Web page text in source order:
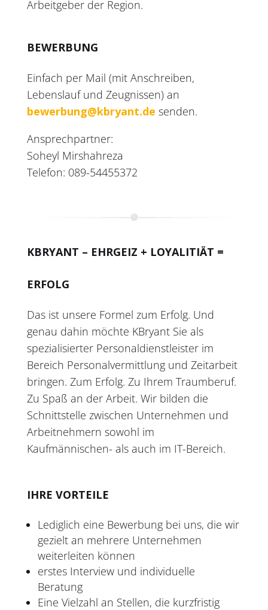
Arbeitgeber der Region.
BEWERBUNG
Einfach per Mail (mit Anschreiben,
Lebenslauf und Zeugnissen) an
bewerbung@kbryant.de senden.
Ansprechpartner:
Soheyl Mirshahreza
Telefon: 089-54455372
KBRYANT – EHRGEIZ + LOYALITIÄT =
ERFOLG
Das ist unsere Formel zum Erfolg. Und
genau dahin möchte KBryant Sie als
spezialisierter Personaldienstleister im
Bereich Personalvermittlung und Zeitarbeit
bringen. Zum Erfolg. Zu Ihrem Traumberuf.
Zu Spaß an der Arbeit. Wir bilden die
Schnittstelle zwischen Unternehmen und
Arbeitnehmern sowohl im
Kaufmännischen- als auch im IT-Bereich.
IHRE VORTEILE
Lediglich eine Bewerbung bei uns, die wir
gezielt an mehrere Unternehmen
weiterleiten können
erstes Interview und individuelle
Beratung
Eine Vielzahl an Stellen, die kurzfristig